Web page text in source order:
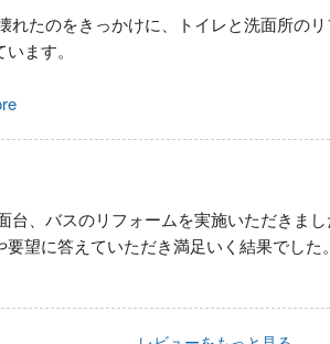
たのをきっかけに、トイレと洗面所のリ
ます。
、バスのリフォームを実施いただきまし
望に答えていただき満足いく結果でした。